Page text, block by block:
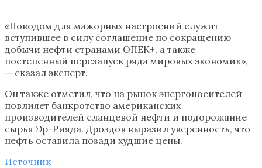
«Поводом для мажорных настроений служит
вступившее в силу соглашение по сокращению
добычи нефти странами ОПЕК+, а также
постепенный перезапуск ряда мировых экономик»,
— сказал эксперт.
Он также отметил, что на рынок энергоносителей
повлияет банкротство американских
производителей сланцевой нефти и подорожание
сырья Эр-Рияда. Дроздов выразил уверенность, что
нефть оставила позади худшие цены.
Источник